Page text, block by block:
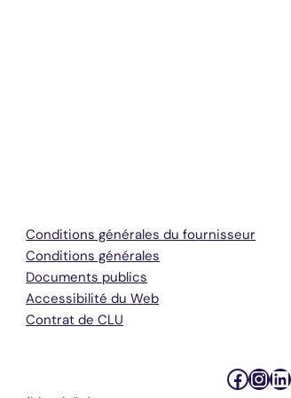
Conditions générales du fournisseur
Conditions générales
Documents publics
Accessibilité du Web
Contrat de CLU